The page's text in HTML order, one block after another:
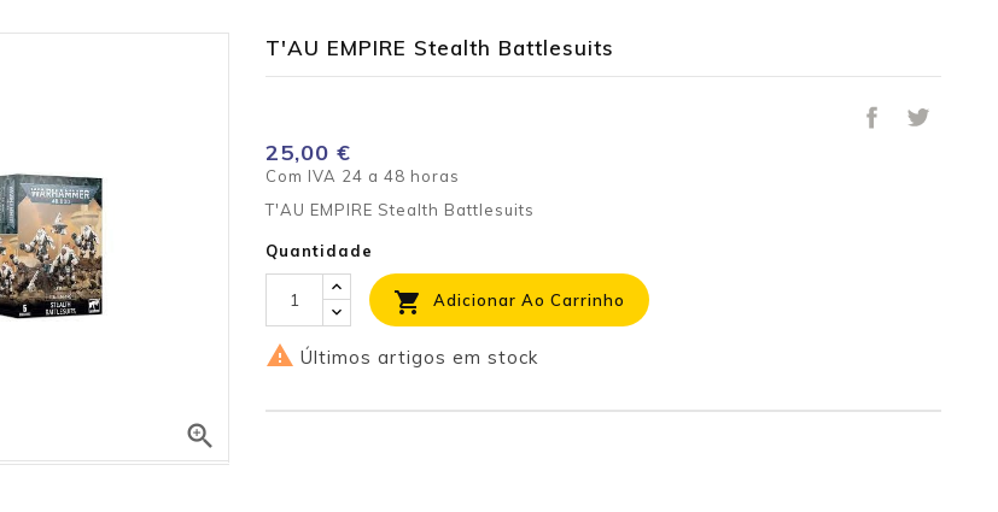

T'AU EMPIRE Stealth Battlesuits
25,00 €
Com IVA 24 a 48 horas
T'AU EMPIRE Stealth Battlesuits
Quantidade
 Adicionar Ao Carrinho
 Últimos artigos em stock